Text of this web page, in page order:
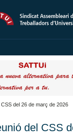
del 26 de març de 2026
del CSS